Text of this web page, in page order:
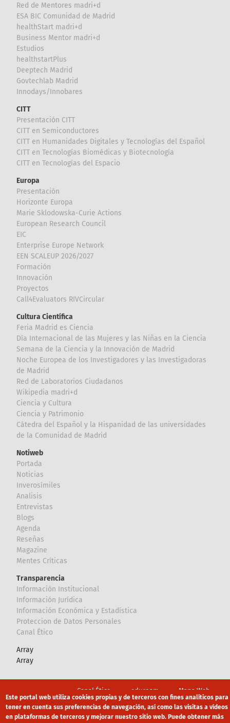
Red de Mentores madri+d
ESA BIC Comunidad de Madrid
healthStart madri+d
Business Mentor madri+d
Estudios
healthstartPlus
Deeptech Madrid
Govtechlab Madrid
Innodays/Innobares
CITT
Presentación CITT
CITT en Semiconductores
CITT en Humanidades Digitales y Tecnologías del Español
CITT en Tecnologías Biomédicas y Biotecnología
CITT en Tecnologías del Espacio
Europa
Presentación
Horizonte Europa
Marie Sklodowska-Curie Actions
European Research Council
EIC
Enterprise Europe Network
EEN SCALEUP 2026/2027
Formación
Innovación
Proyectos
Call4Evaluators RIVCircular
Cultura Científica
Feria Madrid es Ciencia
Día Internacional de las Mujeres y las Niñas en la Ciencia
Semana de la Ciencia y la Innovación de Madrid
Noche Europea de los Investigadores y las Investigadoras
de Madrid
Red de Laboratorios Ciudadanos
Wikipedia madri+d
Ciencia y Cultura
Ciencia y Patrimonio
Cátedra del Español y la Hispanidad de las universidades
de la Comunidad de Madrid
Notiweb
Portada
Noticias
Inverosímiles
Analisis
Entrevistas
Blogs
Agenda
Reseñas
Magazine
Mentes Críticas
Transparencia
Información Institucional
Información Jurídica
Información Económica y Estadística
Proteccion de Datos Personales
Canal Ético
Array
Array
Canal Ético eduroam Mapa Web
Política privacidad Política de cookies Aviso legal
Este portal web utiliza cookies propias y de terceros con fines analíticos para
tener en cuenta sus preferencias de navegación, así como las visitas a vídeos
en plataformas de terceros y mejorar nuestro sitio web. Puede obtener más